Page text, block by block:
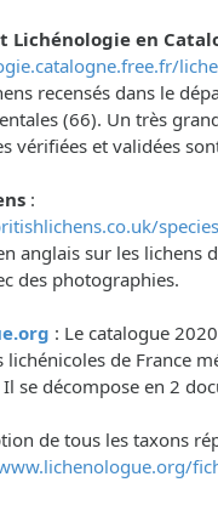
Lichénologie en
recensés dans le
(66). Un très
vérifiées et validées
:
anglais sur les lichens
des photographies.
: Le catalogue
lichénicoles de France
Il se décompose en 2
de tous les taxons